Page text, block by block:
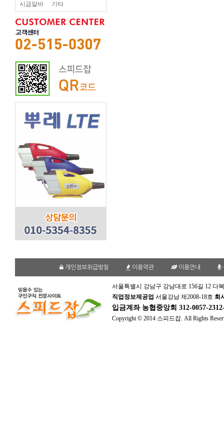
시급알바 기타
개인정보취급방침 이용약관 이용안내
서울특별시 강남구 강남대로 156길 12 다
직업정보제공업 서울강남 제2008-18호 회
입금계좌 농협중앙회 312-0057-
Copyright © 2014 스피드잡. All Rights